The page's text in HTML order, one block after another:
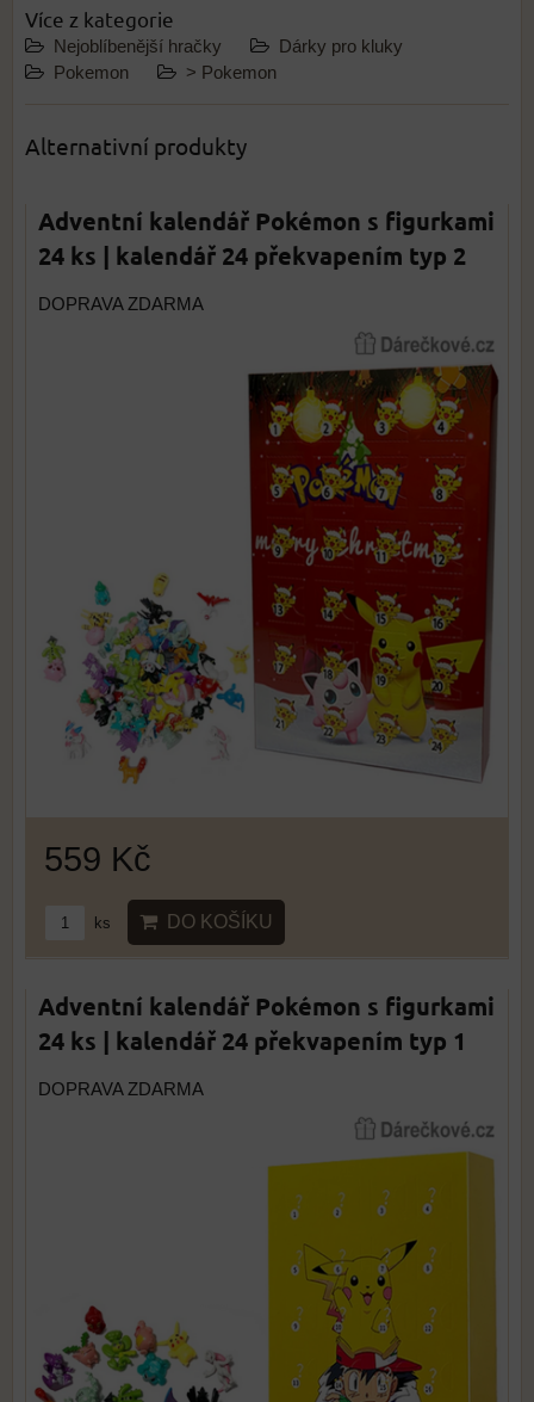
Více z kategorie
Nejoblíbenější hračky
Dárky pro kluky
Pokemon
> Pokemon
Alternativní produkty
Adventní kalendář Pokémon s figurkami
24 ks | kalendář 24 překvapením typ 2
DOPRAVA ZDARMA
559 Kč
ks DO KOŠÍKU
Adventní kalendář Pokémon s figurkami
24 ks | kalendář 24 překvapením typ 1
DOPRAVA ZDARMA